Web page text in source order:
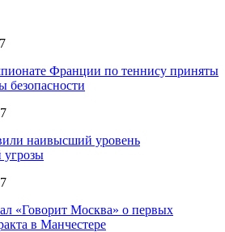
Франции по теннису приняты
наивысший уровень
угрозы
«Говорит Москва» о первых
в Манчестере